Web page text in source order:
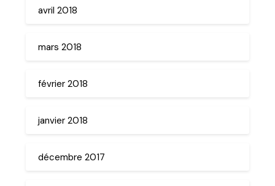
avril 2018
mars 2018
février 2018
janvier 2018
décembre 2017